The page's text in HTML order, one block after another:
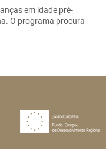
em idade pré-
O programa procura